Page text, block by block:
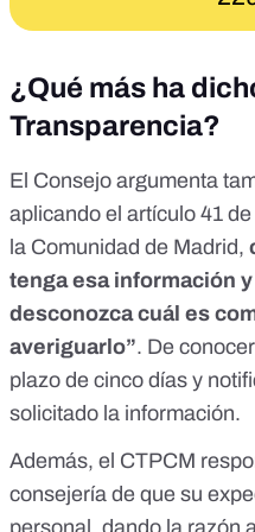
¿Qué más ha
Transparencia?
El Consejo argumenta
aplicando el artículo 41 de
la Comunidad de Madrid,
tenga esa información
desconozca cuál es
averiguarlo”. De
plazo de cinco días y
solicitado la información.
Además, el CTPCM
consejería de que su